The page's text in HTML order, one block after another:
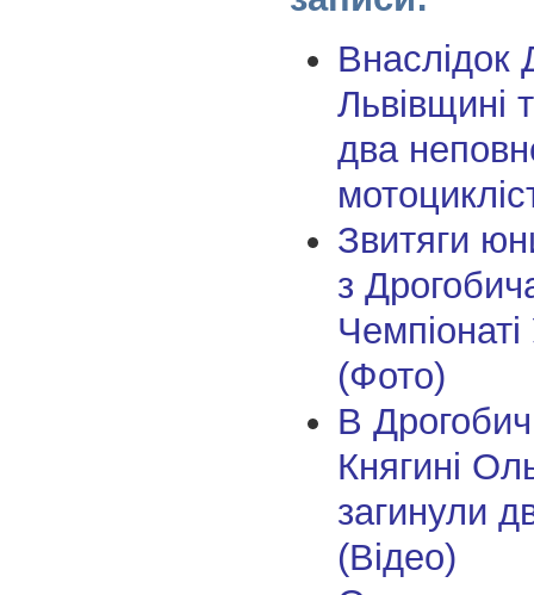
Внаслідок
Львівщині
два
Звитяги
з
(Фото)
В
Княгині
загинули
(Відео)